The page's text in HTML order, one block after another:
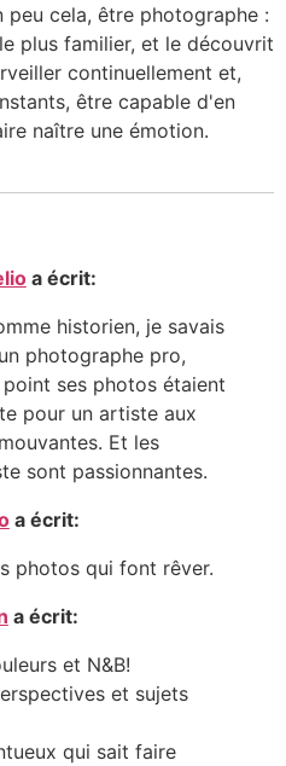
cela, être photographe :
plus familier, et le découvrit
continuellement et,
être capable d'en
naître une émotion.
a écrit:
historien, je savais
photographe pro,
ses photos étaient
pour un artiste aux
Et les
sont passionnantes.
a écrit:
photos qui font rêver.
a écrit:
et N&B!
et sujets
qui sait faire